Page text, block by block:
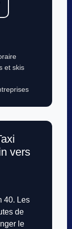
et skis
vers
40. Les
de
le